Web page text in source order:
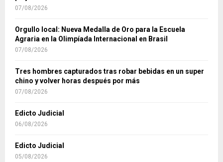
07/08/2026
Orgullo local: Nueva Medalla de Oro para la Escuela
Agraria en la Olimpíada Internacional en Brasil
07/08/2026
Tres hombres capturados tras robar bebidas en un super
chino y volver horas después por más
07/08/2026
Edicto Judicial
06/08/2026
Edicto Judicial
05/08/2026